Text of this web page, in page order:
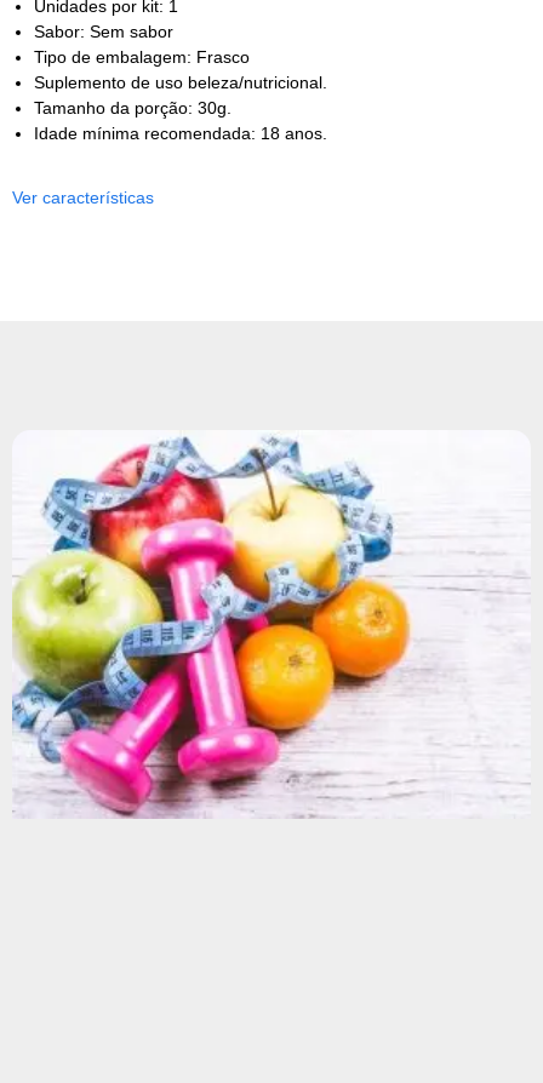
Unidades por kit: 1
Sabor: Sem sabor
Tipo de embalagem: Frasco
Suplemento de uso beleza/nutricional.
Tamanho da porção: 30g.
Idade mínima recomendada: 18 anos.
Ver características